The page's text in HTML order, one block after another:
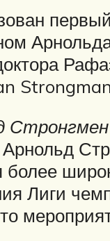
Арнольд
Лиги